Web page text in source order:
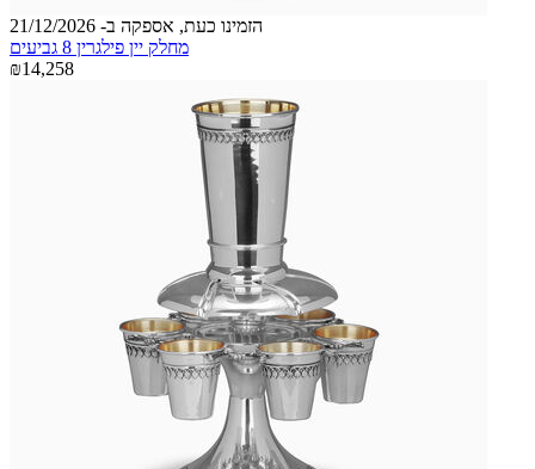
הזמינו כעת, אספקה ב- 21/12/2026
מחלק יין פילגרין 8 גביעים
₪14,258